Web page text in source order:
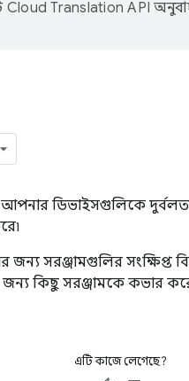
Cloud Translation API
আপনার ডিভাইসগুলিকে
জন্য সরঞ্জামগুলির সংক্ষিপ্ত
জন্য কিছু সরঞ্জামকে কভার
এটি কাজে লেগেছে?